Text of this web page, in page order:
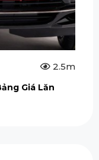
2.5m
Giá Lăn